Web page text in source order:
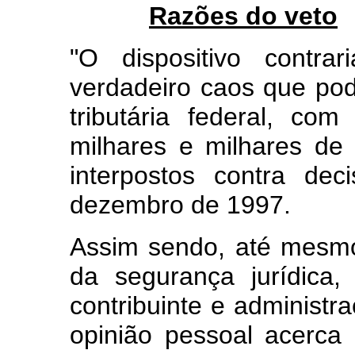
Razões do veto
"O dispositivo
verdadeiro caos que
tributária federal,
milhares e milhares
interpostos contra
dezembro de 1997.
Assim sendo, até
da segurança jurídica,
contribuinte e
opinião pessoal